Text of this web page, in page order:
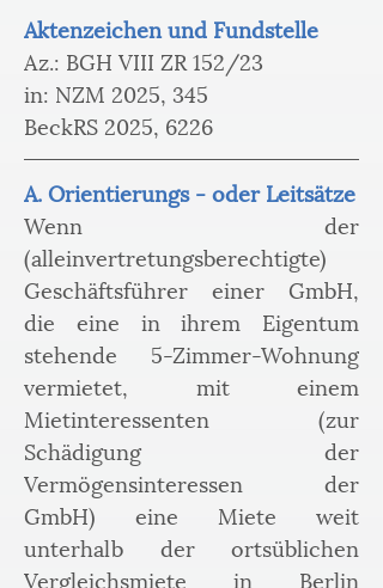
Aktenzeichen und Fundstelle
Az.: BGH VIII ZR 152/23
in: NZM 2025, 345
BeckRS 2025, 6226
A. Orientierungs - oder Leitsätze
Wenn der
(alleinvertretungsberechtigte)
Geschäftsführer einer GmbH,
die eine in ihrem Eigentum
stehende 5-Zimmer-Wohnung
vermietet, mit einem
Mietinteressenten (zur
Schädigung der
Vermögensinteressen der
GmbH) eine Miete weit
unterhalb der ortsüblichen
Vergleichsmiete in Berlin